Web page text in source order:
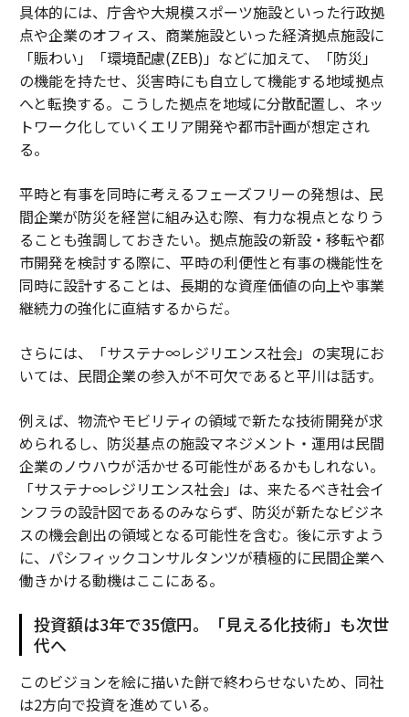
具体的には、庁舎や大規模スポーツ施設といった行政拠
点や企業のオフィス、商業施設といった経済拠点施設に
「賑わい」「環境配慮(ZEB)」などに加えて、「防災」
の機能を持たせ、災害時にも自立して機能する地域拠点
へと転換する。こうした拠点を地域に分散配置し、ネッ
トワーク化していくエリア開発や都市計画が想定され
る。
平時と有事を同時に考えるフェーズフリーの発想は、民
間企業が防災を経営に組み込む際、有力な視点となりう
ることも強調しておきたい。拠点施設の新設・移転や都
市開発を検討する際に、平時の利便性と有事の機能性を
同時に設計することは、長期的な資産価値の向上や事業
継続力の強化に直結するからだ。
さらには、「サステナ∞レジリエンス社会」の実現にお
いては、民間企業の参入が不可欠であると平川は話す。
例えば、物流やモビリティの領域で新たな技術開発が求
められるし、防災基点の施設マネジメント・運用は民間
企業のノウハウが活かせる可能性があるかもしれない。
「サステナ∞レジリエンス社会」は、来たるべき社会イ
ンフラの設計図であるのみならず、防災が新たなビジネ
スの機会創出の領域となる可能性を含む。後に示すよう
に、パシフィックコンサルタンツが積極的に民間企業へ
働きかける動機はここにある。
投資額は3年で35億円。「見える化技術」も次世
代へ
このビジョンを絵に描いた餅で終わらせないため、同社
は2方向で投資を進めている。